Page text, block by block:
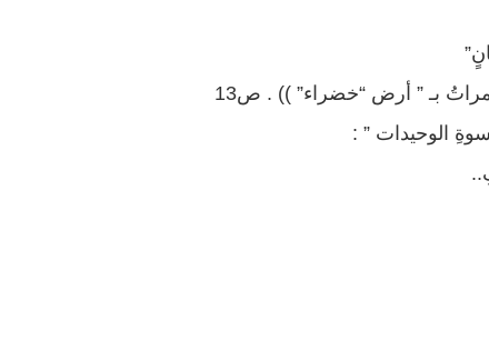
بـ ” أرض “خضراء” )) . ص13
الوحيدات ” :